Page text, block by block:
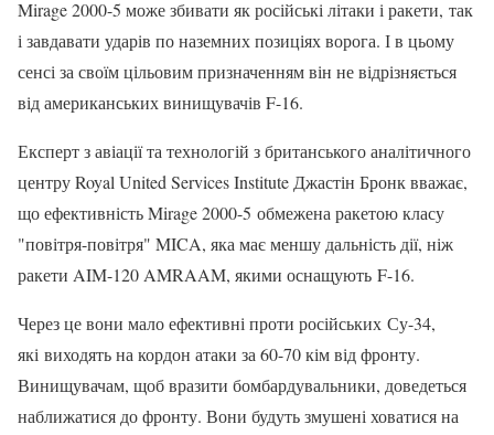
Mirage 2000-5 може збивати як російські літаки і ракети, так
і завдавати ударів по наземних позиціях ворога. І в цьому
сенсі за своїм цільовим призначенням він не відрізняється
від американських винищувачів F-16.
Експерт з авіації та технологій з британського аналітичного
центру Royal United Services Institute Джастін Бронк вважає,
що ефективність Mirage 2000-5 обмежена ракетою класу
"повітря-повітря" MICA, яка має меншу дальність дії, ніж
ракети AIM-120 AMRAAM, якими оснащують F-16.
Через це вони мало ефективні проти російських Су-34,
які виходять на кордон атаки за 60-70 кім від фронту.
Винищувачам, щоб вразити бомбардувальники, доведеться
наближатися до фронту. Вони будуть змушені ховатися на